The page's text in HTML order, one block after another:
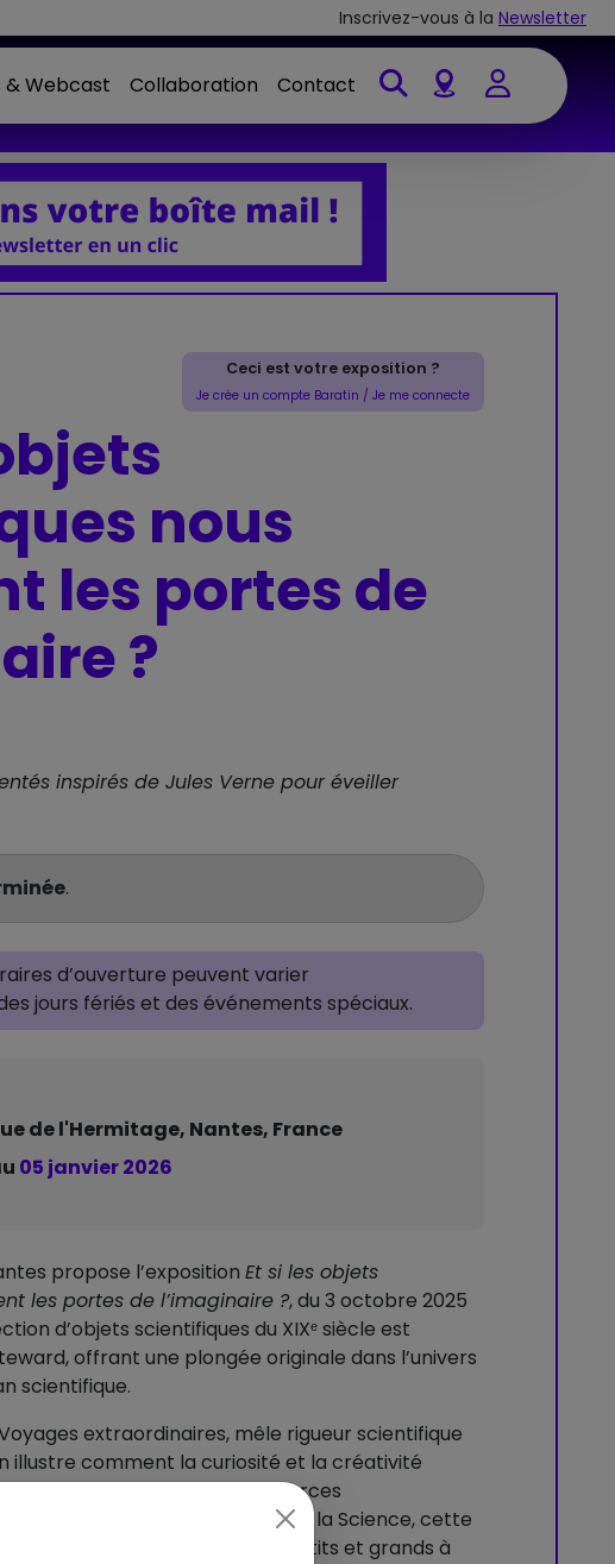
Inscrivez-vous à la Newsletter
Webcast Collaboration
Contact
Account
Ceci est votre exposition ?
Je crée un compte Baratin / Je me connecte
nous
les portes de
?
inspirés de Jules Verne pour éveiller
.
d’ouverture peuvent varier
jours fériés et des événements spéciaux.
de l'Hermitage, Nantes, France
05 janvier 2026
propose l’expositionEt si les objets
les portes de l’imaginaire ?, du 3 octobre 2025
d’objets scientifiques du XIXᵉ siècle est
offrant une plongée originale dans l’univers
scientifique.
extraordinaires, mêle rigueur scientifique
illustre comment la curiosité et la créativité
scientifiques en sources
initialement lors de la Fête de la Science, cette
au musée pour inviter petits et grands à